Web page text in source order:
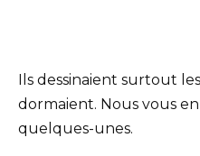
Ils dessinaient surtout
dormaient. Nous vous
quelques-unes.